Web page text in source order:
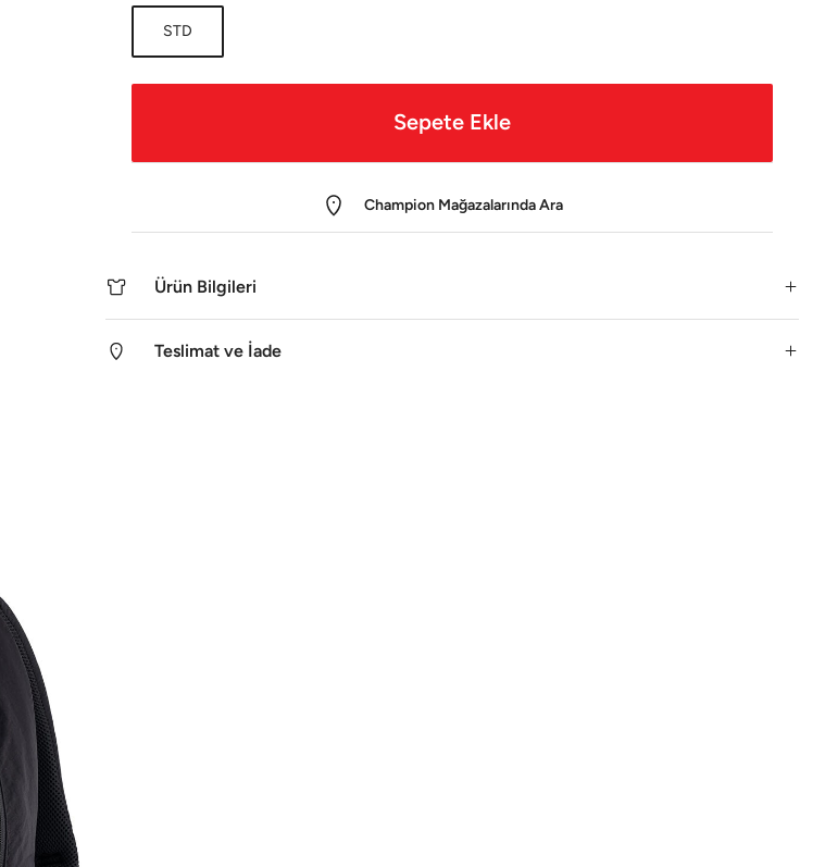
STD
Sepete Ekle
Champion Mağazalarında Ara
Ürün Bilgileri
Teslimat ve İade